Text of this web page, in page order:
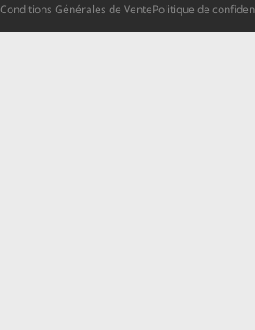
Conditions Générales de VentePolitique de